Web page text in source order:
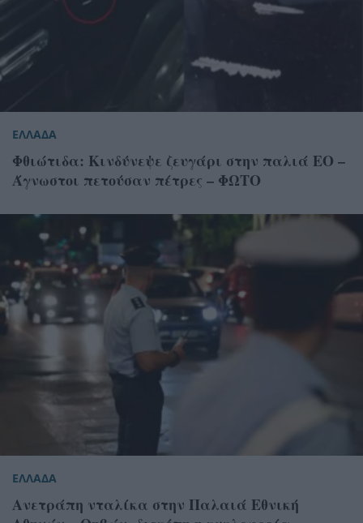
ΕΛΛΑΔΑ
Φθιώτιδα: Κινδύνεψε ζευγάρι στην παλιά ΕΟ –
Άγνωστοι πετούσαν πέτρες – ΦΩΤΟ
ΕΛΛΑΔΑ
Ανετράπη νταλίκα στην Παλαιά Εθνική